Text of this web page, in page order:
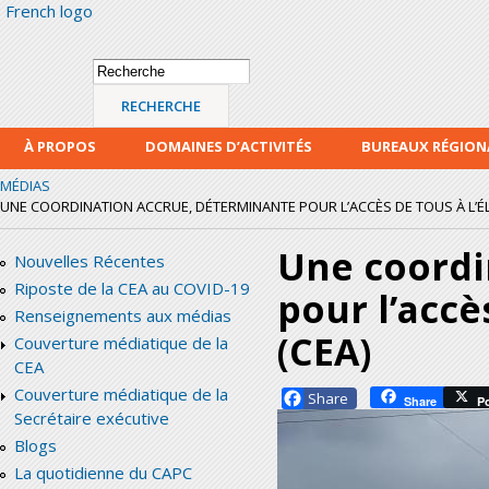
French logo
Formulaire de
recherche
Recherche
À PROPOS DOMAINES D’ACTIVITÉS
BUREAUX
MÉDIAS
UNE COORDINATION ACCRUE, DÉTERMINANTE POUR L’ACCÈS DE TOUS À
Nouvelles Récentes
Riposte de la CEA au COVID-19
Renseignements aux médias
Couverture médiatique de la
CEA
Couverture médiatique de la
Secrétaire exécutive
Blogs
La quotidienne du CAPC
Une
pour
(CEA)
Facebook Share